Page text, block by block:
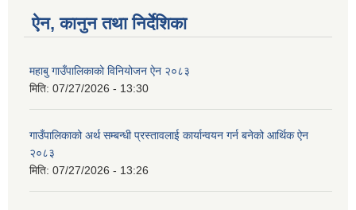
ऐन, कानुन तथा निर्देशिका
महाबु गाउँपालिकाको विनियोजन ऐन २०८३
मिति: 07/27/2026 - 13:30
गाउँपालिकाको अर्थ सम्बन्धी प्रस्तावलाई कार्यान्वयन गर्न बनेको आर्थिक ऐन
२०८३
मिति: 07/27/2026 - 13:26